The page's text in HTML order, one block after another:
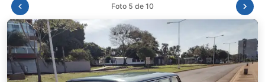
Foto 6 de 10